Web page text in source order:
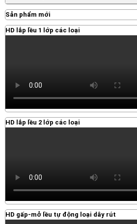
Sản phẩm mới
HD lắp lều 1 lớp các loại
HD lắp lều 2 lớp các loại
HD gấp-mở lều tự động loại dây rút